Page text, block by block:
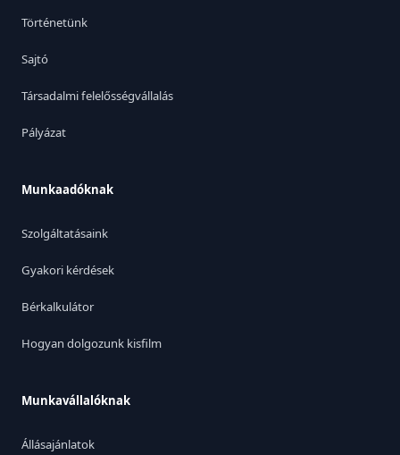
Történetünk
Sajtó
Társadalmi felelősségvállalás
Pályázat
Munkaadóknak
Szolgáltatásaink
Gyakori kérdések
Bérkalkulátor
Hogyan dolgozunk kisfilm
Munkavállalóknak
Állásajánlatok